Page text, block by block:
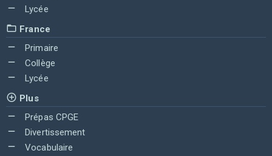
Lycée
France
Primaire
Collège
Lycée
Plus
Prépas CPGE
Divertissement
Vocabulaire